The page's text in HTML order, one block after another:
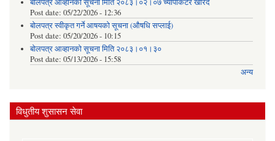
बोलपत्र आव्हानको सूचना मिति २०८३।०२।०७ च्यापाकटर खरिद
Post date: 05/22/2026 - 12:36
बोलपत्र स्वीकृत गर्ने आषयको सूचना (औषधि सप्लाई)
Post date: 05/20/2026 - 10:15
बोलपत्र आव्हानको सूचना मिति २०८३।०१।३०
Post date: 05/13/2026 - 15:58
अन्य
विधुतीय शुसासन सेवा